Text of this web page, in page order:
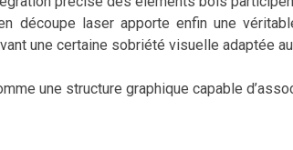
découpe laser apporte enfin une
une certaine sobriété visuelle adaptée
une structure graphique capable